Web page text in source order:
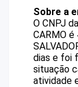
Sobre a
O CNPJ
CARMO é
dias e foi
situação
atividade